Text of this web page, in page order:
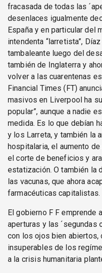
fracasada de todas las
desenlaces igualmente
España y en particular del
intendenta “larretista”,
tambaleante luego del
también de Inglaterra y
volver a las cuarentenas
Financial Times (FT)
masivos en Liverpool ha
popular”, aunque a nadie
medida. Es lo que debían
y los Larreta, y también la
hospitalaria, el aumento
el corte de beneficios y
estatización. O también la
las vacunas, que ahora
farmacéuticas capitalistas.
El gobierno F F emprende
aperturas y las ´segundas
con los ojos bien
insuperables de los
a la crisis humanitaria